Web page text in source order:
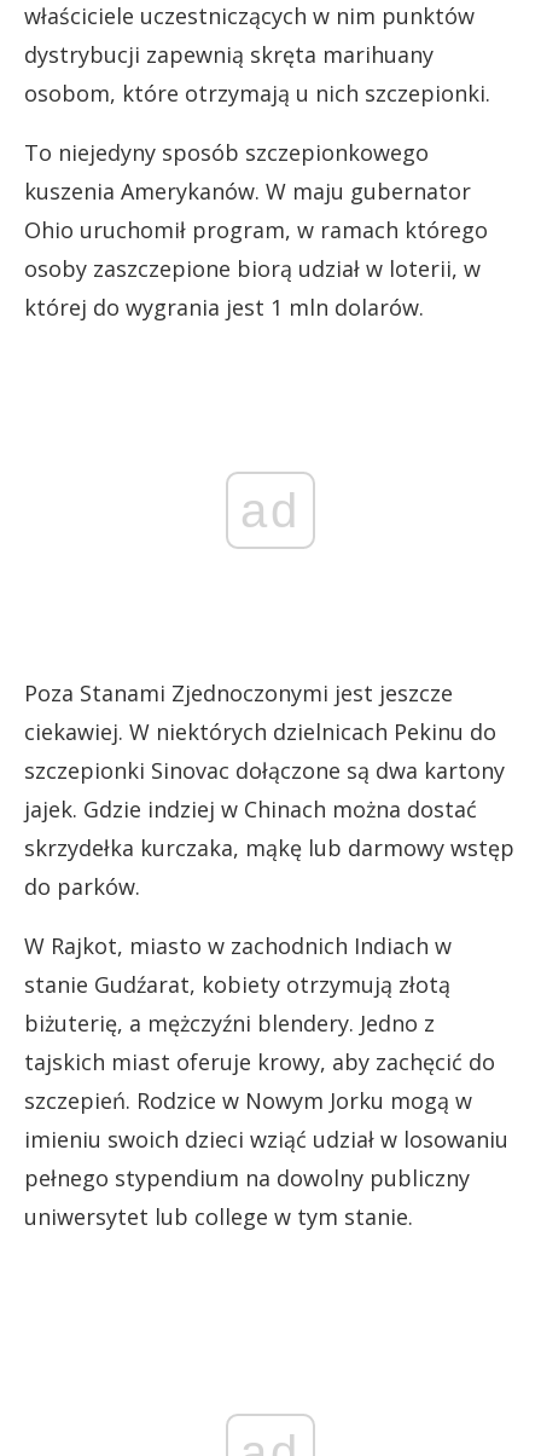
właściciele uczestniczących w nim punktów
dystrybucji zapewnią skręta marihuany
osobom, które otrzymają u nich szczepionki.
To niejedyny sposób szczepionkowego
kuszenia Amerykanów. W maju gubernator
Ohio uruchomił program, w ramach którego
osoby zaszczepione biorą udział w loterii, w
której do wygrania jest 1 mln dolarów.
ad
Poza Stanami Zjednoczonymi jest jeszcze
ciekawiej. W niektórych dzielnicach Pekinu do
szczepionki Sinovac dołączone są dwa kartony
jajek. Gdzie indziej w Chinach można dostać
skrzydełka kurczaka, mąkę lub darmowy wstęp
do parków.
W Rajkot, miasto w zachodnich Indiach w
stanie Gudźarat, kobiety otrzymują złotą
biżuterię, a mężczyźni blendery. Jedno z
tajskich miast oferuje krowy, aby zachęcić do
szczepień. Rodzice w Nowym Jorku mogą w
imieniu swoich dzieci wziąć udział w losowaniu
pełnego stypendium na dowolny publiczny
uniwersytet lub college w tym stanie.